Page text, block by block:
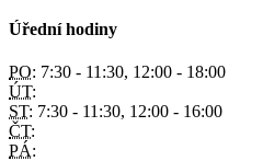
Úřední hodiny
PO: 7:30 - 11:30, 12:00 - 18:00
ÚT:
ST: 7:30 - 11:30, 12:00 - 16:00
ČT:
PÁ: